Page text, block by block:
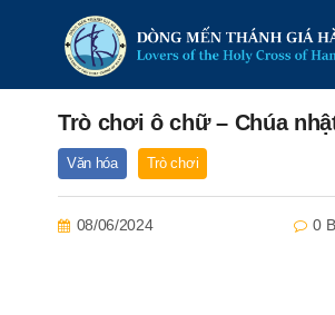
Trò chơi ô chữ – Chúa
Văn hóa Trò chơi
08/06/2024 0